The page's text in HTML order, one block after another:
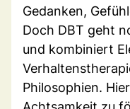
Gedanken,
Doch DBT geht
und kombiniert
Philosophien.